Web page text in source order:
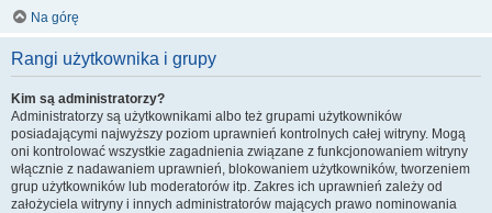
Na górę
Rangi użytkownika i grupy
Kim są administratorzy?
Administratorzy są użytkownikami albo też grupami użytkowników
posiadającymi najwyższy poziom uprawnień kontrolnych całej witryny. Mogą
oni kontrolować wszystkie zagadnienia związane z funkcjonowaniem witryny
włącznie z nadawaniem uprawnień, blokowaniem użytkowników, tworzeniem
grup użytkowników lub moderatorów itp. Zakres ich uprawnień zależy od
założyciela witryny i innych administratorów mających prawo nominowania